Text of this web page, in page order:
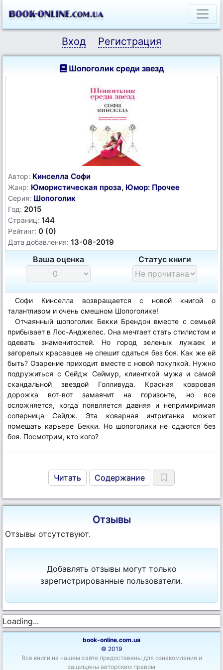
Вход Регистрация
Шопоголик среди звезд
Автор: Кинселла Софи
Жанр: Юмористическая проза, Юмор: Прочее
Серия: Шопоголик
Год: 2015
Страниц: 144
Рейтинг: 0 (0)
Дата добавления: 13-08-2019
Ваша оценка Статус книги
Софи Кинселла возвращается с новой книгой о
талантливом и очень смешном Шопоголике!
Отчаянный шопоголик Бекки Брендон вместе с семьей
прибывает в Лос-Анджелес. Она мечтает стать стилистом и
одевать знаменитостей. Но город зеленых лужаек и
загорелых красавцев не спешит сдаться без боя. Как же ей
быть? Озарение приходит вместе с новой покупкой. Нужно
подружиться с Сейдж Сеймур, клиенткой мужа и самой
скандальной звездой Голливуда. Красная ковровая
дорожка вот-вот замаячит на горизонте, но все
осложняется, когда появляется давняя и непримиримая
соперница Сейдж. Эта коварная интриганка может
помешать карьере Бекки. Но шопоголики не сдаются без
боя. Посмотрим, кто кого?
Читать Содержание
Отзывы
Отзывы отсутствуют.
Добавлять отзывы могут только
зарегистрированные пользователи.
Loading...
book-online.com.ua
© 2019
Все книги на нашем сайте предоставены для ознакомления и
защищены авторским правом